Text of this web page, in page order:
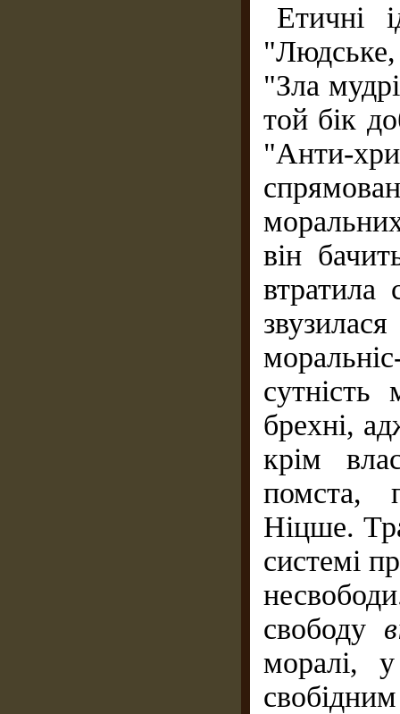
Етичні
"Зла
той бік
"Анти-
він
втратила
сутність
брехні,
крім
помста,
Ніцше.
системі
свободу
моралі,